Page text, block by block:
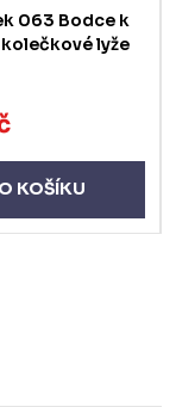
063 Bodce k
lyže
KOŠÍKU